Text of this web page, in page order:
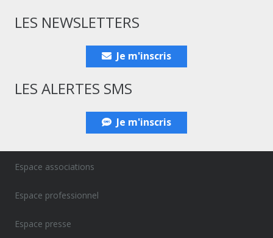
LES NEWSLETTERS
Je m'inscris
LES ALERTES SMS
Je m'inscris
Espace associations
Espace professionnel
Espace presse